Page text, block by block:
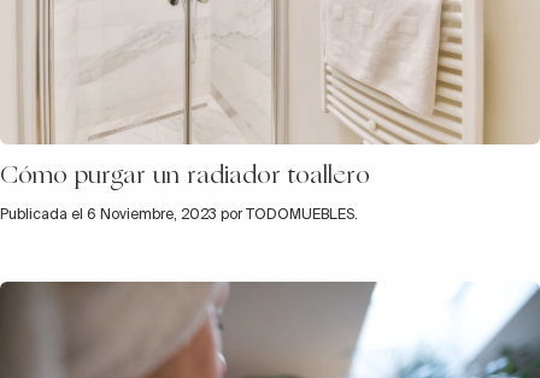
Cómo purgar un radiador toallero
Publicada el 6 Noviembre, 2023 por TODOMUEBLES.